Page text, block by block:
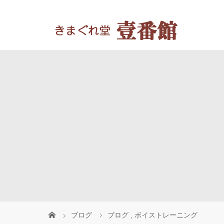
ブログ ブログ ボイストレーニング